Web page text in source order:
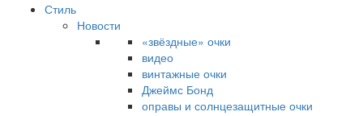
Стиль
Новости
«звёздные» очки
видео
винтажные очки
Джеймс Бонд
оправы и солнцезащитные очки